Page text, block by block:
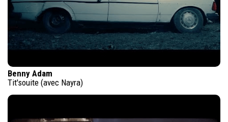
Benny Adam
Tit'souite (avec Nayra)